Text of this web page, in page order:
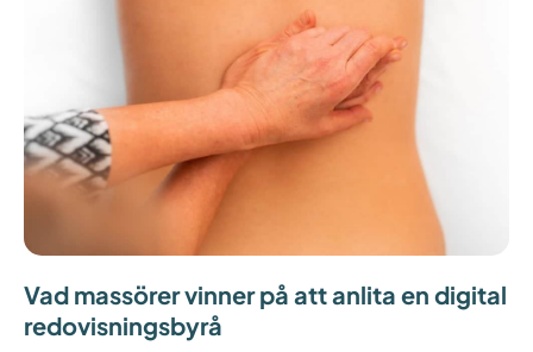
Vad massörer vinner på att anlita en digital
redovisningsbyrå